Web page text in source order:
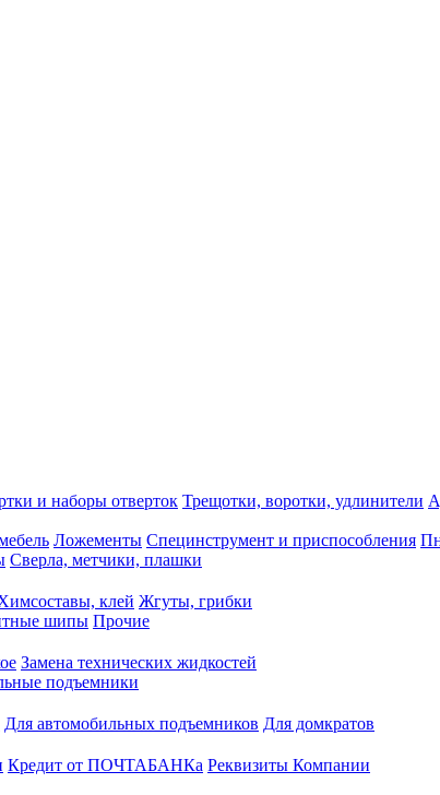
и наборы отверток Трещотки, воротки, удлинители
Ложементы Специнструмент и приспособления
Сверла, метчики, плашки
клей Жгуты, грибки
шипы Прочие
Замена технических жидкостей
подъемники
Для автомобильных подъемников Для домкратов
Кредит от ПОЧТАБАНКа Реквизиты Компании